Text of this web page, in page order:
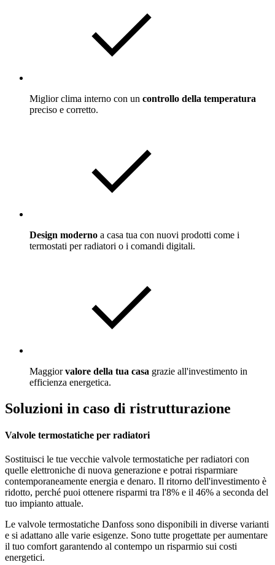
Miglior clima interno con un controllo della temperatura
preciso e corretto.
Design moderno a casa tua con nuovi prodotti come i
termostati per radiatori o i comandi digitali.
Maggiorvalore della tua casa grazie all'investimento in
efficienza energetica.
Soluzioni in caso di ristrutturazione
Valvole termostatiche per radiatori
Sostituisci le tue vecchie valvole termostatiche per radiatori con
quelle elettroniche di nuova generazione e potrai risparmiare
contemporaneamente energia e denaro. Il ritorno dell'investimento è
ridotto, perché puoi ottenere risparmi tra l'8% e il 46% a seconda del
tuo impianto attuale.
Le valvole termostatiche Danfoss sono disponibili in diverse varianti
e si adattano alle varie esigenze. Sono tutte progettate per aumentare
il tuo comfort garantendo al contempo un risparmio sui costi
energetici.